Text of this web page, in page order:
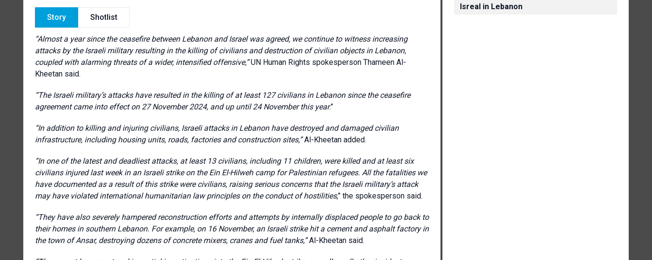
Story Shotlist
“Almost a year since the ceasefire between Lebanon and Israel was agreed, we continue to witness increasing
attacks by the Israeli military resulting in the killing of civilians and destruction of civilian objects in Lebanon,
coupled with alarming threats of a wider, intensified offensive,”UN Human Rights spokesperson Thameen Al-
Kheetan said.
“The Israeli military’s attacks have resulted in the killing of at least 127 civilians in Lebanon since the ceasefire
agreement came into effect on 27 November 2024, and up until 24 November this year.”
“In addition to killing and injuring civilians, Israeli attacks in Lebanon have destroyed and damaged civilian
infrastructure, including housing units, roads, factories and construction sites,”Al-Kheetan added.
“In one of the latest and deadliest attacks, at least 13 civilians, including 11 children, were killed and at least six
civilians injured last week in an Israeli strike on the Ein El-Hilweh camp for Palestinian refugees. All the fatalities we
have documented as a result of this strike were civilians, raising serious concerns that the Israeli military’s attack
may have violated international humanitarian law principles on the conduct of hostilities,” the spokesperson said.
“They have also severely hampered reconstruction efforts and attempts by internally displaced people to go back to
their homes in southern Lebanon. For example, on 16 November, an Israeli strike hit a cement and asphalt factory in
the town of Ansar, destroying dozens of concrete mixers, cranes and fuel tanks,”Al-Kheetan said.
Isreal in Lebanon